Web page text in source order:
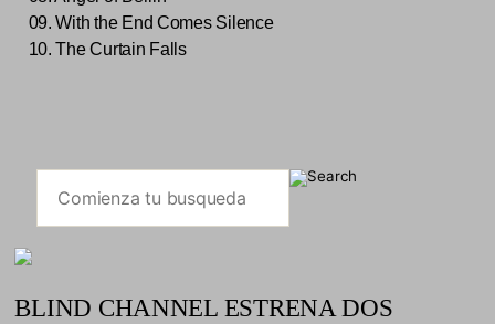
09. With the End Comes Silence
10. The Curtain Falls
BLIND CHANNEL ESTRENA DOS